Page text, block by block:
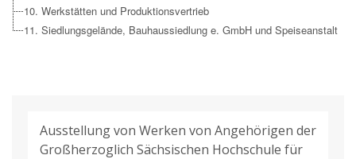
10. Werkstätten und Produktionsvertrieb
11. Siedlungsgelände, Bauhaussiedlung e. GmbH und Speiseanstalt
Ausstellung von Werken von Angehörigen der
Großherzoglich Sächsischen Hochschule für